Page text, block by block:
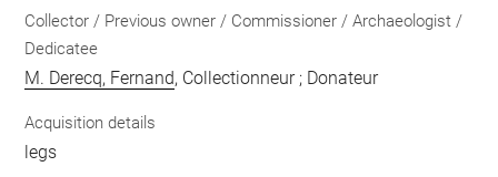
Collector / Previous owner / Commissioner / Archaeologist /
Dedicatee
M. Derecq, Fernand, Collectionneur ; Donateur
Acquisition details
legs